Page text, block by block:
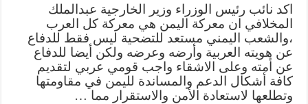
اكد نائب رئيس الوزراء وزير الخارجية عبدالملك
المخلافي ان معركة اليمن هي معركة كل العرب
،والشعب اليمني مستعد للتضحية ليس فقط للدفاع
عن هويته العربية وأرضه وعرضه ولكن أيضا للدفاع
عن أمته وعلى الاشقاء واجب قومي عربي لتقديم
كافة أشكال الدعم والمساندة لليمن في مقاومتها
وتطلعها لاستعادة الأمن والاستقرار مما …